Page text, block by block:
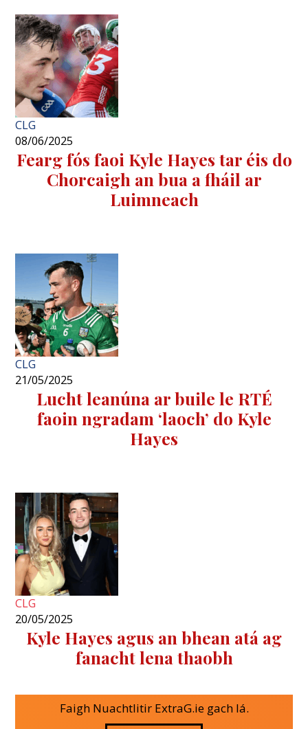
CLG
08/06/2025
Fearg fós faoi Kyle Hayes tar éis do
Chorcaigh an bua a fháil ar
Luimneach
CLG
21/05/2025
Lucht leanúna ar buile le RTÉ
faoin ngradam ‘laoch’ do Kyle
Hayes
CLG
20/05/2025
Kyle Hayes agus an bhean atá ag
fanacht lena thaobh
Faigh Nuachtlitir ExtraG.ie gach lá.